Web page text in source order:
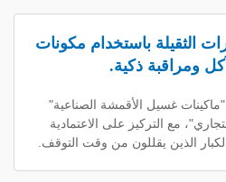
مكونات
الصناعية"
على الاعتمادية
من وقت التوقف.